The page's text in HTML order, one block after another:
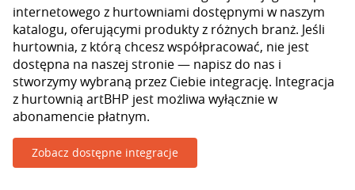
internetowego z hurtowniami dostępnymi w naszym
katalogu, oferującymi produkty z różnych branż. Jeśli
hurtownia, z którą chcesz współpracować, nie jest
dostępna na naszej stronie — napisz do nas i
stworzymy wybraną przez Ciebie integrację. Integracja
z hurtownią artBHP jest możliwa wyłącznie w
abonamencie płatnym.
Zobacz dostępne integracje